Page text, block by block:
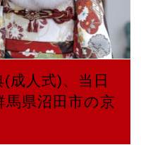
成人式)、当日
県沼田市の京